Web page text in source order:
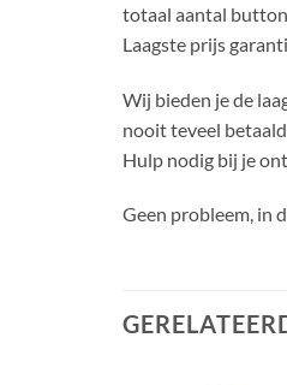
totaal aantal
Laagste prijs
Wij bieden je de
nooit teveel betaald.
Hulp nodig bij je
Geen probleem, in